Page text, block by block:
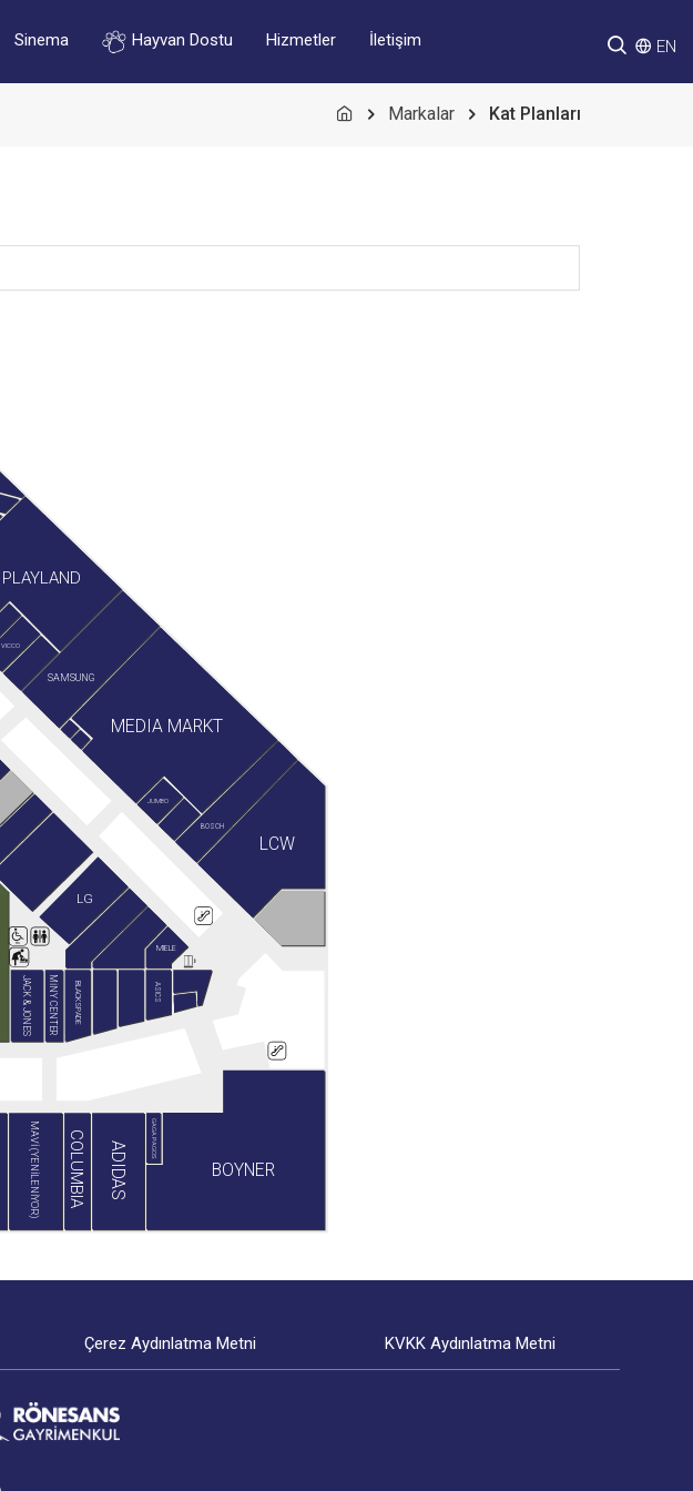
Sinema Hayvan Dostu Hizmetler İletişim EN
Markalar Kat Planları
ADIDAS
BLACKSPADE
BOSCH
COLUMBIA GAGA PAGOS
JACK & JONES
JUMBO
LG
MAVİ (YENİLENİYOR)
MEDIA MARKT
MIELE
MİNY CENTER
SAMSUNG
VICCO
PLAYLAND
LCW
BOYNER
ASICS
Çerez Aydınlatma Metni KVKK Aydınlatma Metni